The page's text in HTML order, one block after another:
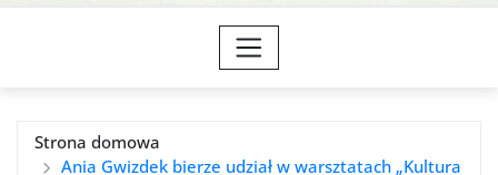
Strona domowa
Ania Gwizdek bierze udział w warsztatach „Kultura